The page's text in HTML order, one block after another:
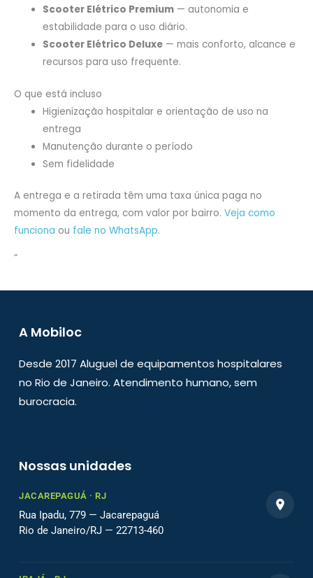
Scooter Elétrico Premium — autonomia e
estabilidade para o uso diário.
Scooter Elétrico Deluxe — mais conforto, alcance e
recursos para uso frequente.
O que está incluso
Higienização hospitalar e orientação de uso na
entrega
Manutenção durante o período
Sem fidelidade
A entrega e a retirada têm uma taxa única paga no
momento da entrega, com valor por bairro. Veja como
funciona ou fale no WhatsApp.
“
A Mobiloc
Desde 2017 Aluguel de equipamentos hospitalares
no Rio de Janeiro. Atendimento humano, sem
burocracia.
Nossas unidades
JACAREPAGUÁ · RJ
Rua Ipadu, 779 — Jacarepaguá
Rio de Janeiro/RJ — 22713-460